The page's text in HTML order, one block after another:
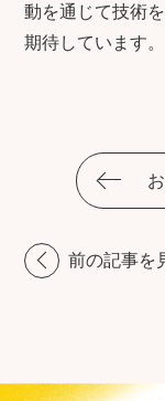
動を通じて技術
期待しています。
前の記事を